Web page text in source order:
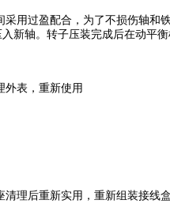
过盈配合，为了不损伤轴和
新轴。转子压装完成后在动平
表，重新使用
后重新实用，重新组装接线盒